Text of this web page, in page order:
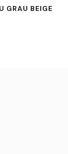
GRAU BEIGE